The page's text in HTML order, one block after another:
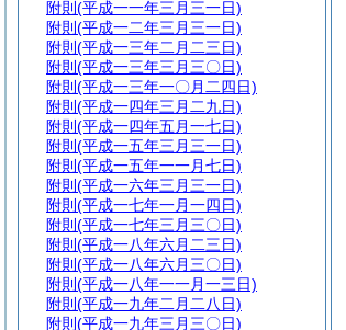
附則 (平成一一年三月三一日)
附則 (平成一二年三月三一日)
附則 (平成一三年二月二三日)
附則 (平成一三年三月三〇日)
附則 (平成一三年一〇月二四日)
附則 (平成一四年三月二九日)
附則 (平成一四年五月一七日)
附則 (平成一五年三月三一日)
附則 (平成一五年一一月七日)
附則 (平成一六年三月三一日)
附則 (平成一七年一月一四日)
附則 (平成一七年三月三〇日)
附則 (平成一八年六月二三日)
附則 (平成一八年六月三〇日)
附則 (平成一八年一一月一三日)
附則 (平成一九年二月二八日)
附則 (平成一九年三月三〇日)